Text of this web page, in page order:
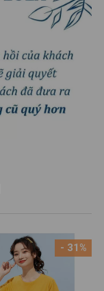
- 31%